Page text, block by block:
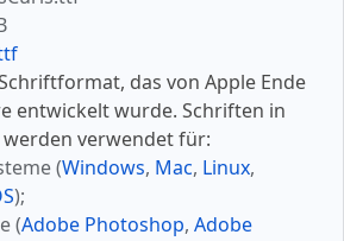
das von Apple Ende
entwickelt wurde. Schriften in
verwendet für:
(Windows, Mac, Linux,
);
(Adobe Photoshop, Adobe